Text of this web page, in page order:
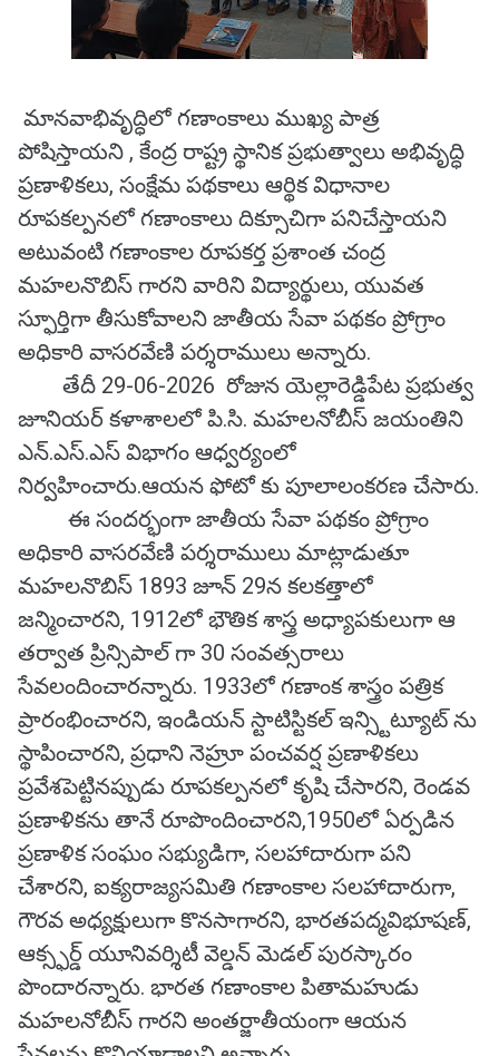
మానవాభివృద్ధిలో గణాంకాలు ముఖ్య పాత్ర
పోషిస్తాయని , కేంద్ర రాష్ట్ర స్థానిక ప్రభుత్వాలు అభివృద్ధి
ప్రణాళికలు, సంక్షేమ పథకాలు ఆర్థిక విధానాల
రూపకల్పనలో గణాంకాలు దిక్సూచిగా పనిచేస్తాయని
అటువంటి గణాంకాల రూపకర్త ప్రశాంత చంద్ర
మహలనొబిస్ గారని వారిని విద్యార్థులు, యువత
స్ఫూర్తిగా తీసుకోవాలని జాతీయ సేవా పథకం ప్రోగ్రాం
అధికారి వాసరవేణి పర్శరాములు అన్నారు.
తేదీ 29-06-2026 రోజున యెల్లారెడ్డిపేట ప్రభుత్వ
జూనియర్ కళాశాలలో పి.సి. మహలనోబీస్ జయంతిని
ఎన్.ఎస్.ఎస్ విభాగం ఆధ్వర్యంలో
నిర్వహించారు.ఆయన ఫోటో కు పూలాలంకరణ చేసారు.
ఈ సందర్భంగా జాతీయ సేవా పథకం ప్రోగ్రాం
అధికారి వాసరవేణి పర్శరాములు మాట్లాడుతూ
మహలనొబిస్ 1893 జూన్ 29న కలకత్తాలో
జన్మించారని, 1912లో భౌతిక శాస్త్ర అధ్యాపకులుగా ఆ
తర్వాత ప్రిన్సిపాల్ గా 30 సంవత్సరాలు
సేవలందించారన్నారు. 1933లో గణాంక శాస్త్రం పత్రిక
ప్రారంభించారని, ఇండియన్ స్టాటిస్టికల్ ఇన్స్టిట్యూట్ ను
స్థాపించారని, ప్రధాని నెహ్రూ పంచవర్ష ప్రణాళికలు
ప్రవేశపెట్టినప్పుడు రూపకల్పనలో కృషి చేసారని, రెండవ
ప్రణాళికను తానే రూపొందించారని,1950లో ఏర్పడిన
ప్రణాళిక సంఘం సభ్యుడిగా, సలహాదారుగా పని
చేశారని, ఐక్యరాజ్యసమితి గణాంకాల సలహాదారుగా,
గౌరవ అధ్యక్షులుగా కొనసాగారని, భారతపద్మవిభూషణ్,
ఆక్స్ఫర్డ్ యూనివర్శిటీ వెల్డన్ మెడల్ పురస్కారం
పొందారన్నారు. భారత గణాంకాల పితామహుడు
మహలనోబీస్ గారని అంతర్జాతీయంగా ఆయన